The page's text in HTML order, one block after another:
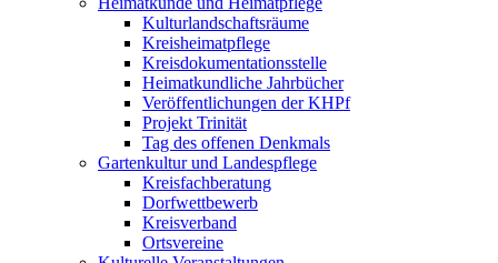
Kulturlandschaftsräume
Kreisheimatpflege
Kreisdokumentationsstelle
Heimatkundliche Jahrbücher
Veröffentlichungen der KHPf
Projekt Trinität
Tag des offenen Denkmals
Gartenkultur und Landespflege
Kreisfachberatung
Dorfwettbewerb
Kreisverband
Ortsvereine